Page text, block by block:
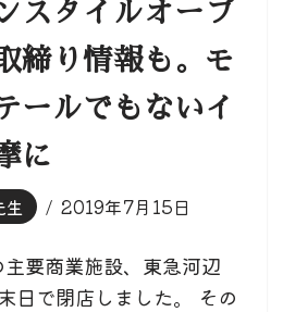
スタイルオープ
締り情報も。モ
ールでもないイ
に
2019年7月15日
要商業施設、東急河辺
日で閉店しました。 その